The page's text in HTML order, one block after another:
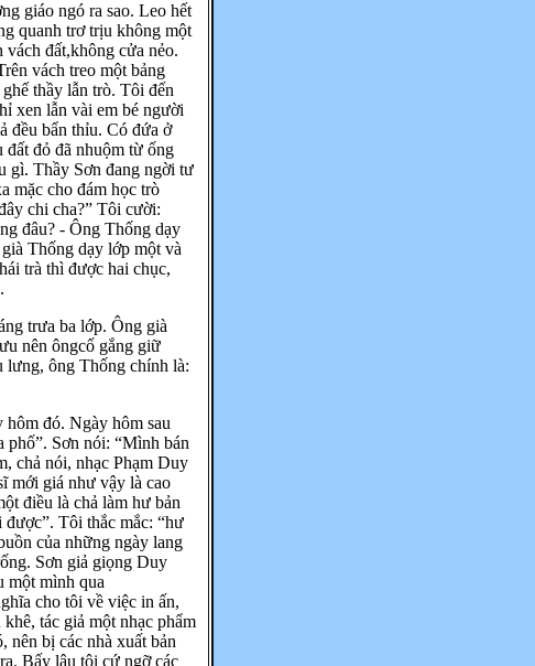
giáo ngó ra sao. Leo hết
quanh trơ trịu không một
đất,không cửa nẻo.
vách treo một bảng
thầy lẫn trò. Tôi đến
xen lẫn vài em bé người
đều bẩn thỉu. Có đứa ở
đất đỏ đã nhuộm từ ống
gì. Thầy Sơn đang ngời tư
mặc cho đám học trò
chi cha?” Tôi cười:
đâu? - Ông Thống dạy
Thống dạy lớp một và
trà thì được hai chục,
trưa ba lớp. Ông già
nên ôngcố gắng giữ
lưng, ông Thống chính là:
hôm đó. Ngày hôm sau
phố”. Sơn nói: “Mình bán
chả nói, nhạc Phạm Duy
mới giá như vậy là cao
điều là chả làm hư bản
Tôi thắc mắc: “hư
của những ngày lang
Sơn giả giọng Duy
một mình qua
cho tôi về việc in ấn,
tác giả một nhạc phẩm
nên bị các nhà xuất bản
Bấy lâu tôi cứ ngỡ các